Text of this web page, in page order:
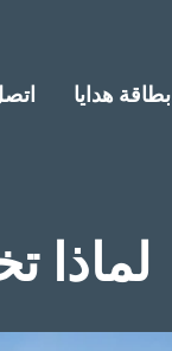
بطاقة هدايا
لماذا